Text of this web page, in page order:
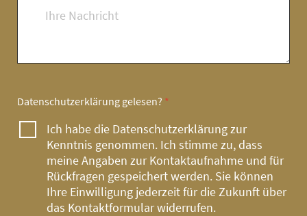
Datenschutzerklärung gelesen? *
Ich habe die Datenschutzerklärungzur
Kenntnis genommen. Ich stimme zu, dass
meine Angaben zur Kontaktaufnahme und für
Rückfragen gespeichert werden. Sie können
Ihre Einwilligung jederzeit für die Zukunft über
das Kontaktformularwiderrufen.